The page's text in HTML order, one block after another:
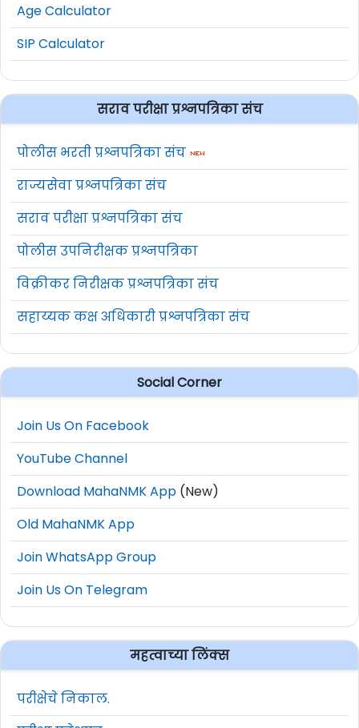
Age Calculator
SIP Calculator
सराव परीक्षा प्रश्नपत्रिका संच
पोलीस भरती प्रश्नपत्रिका संच
राज्यसेवा प्रश्नपत्रिका संच
सराव परीक्षा प्रश्नपत्रिका संच
पोलीस उपनिरीक्षक प्रश्नपत्रिका
विक्रीकर निरीक्षक प्रश्नपत्रिका संच
सहाय्यक कक्ष अधिकारी प्रश्नपत्रिका संच
Social Corner
Join Us On Facebook
YouTube Channel
Download MahaNMK App (New)
Old MahaNMK App
Join WhatsApp Group
Join Us On Telegram
महत्वाच्या लिंक्स
परीक्षेचे निकाल.